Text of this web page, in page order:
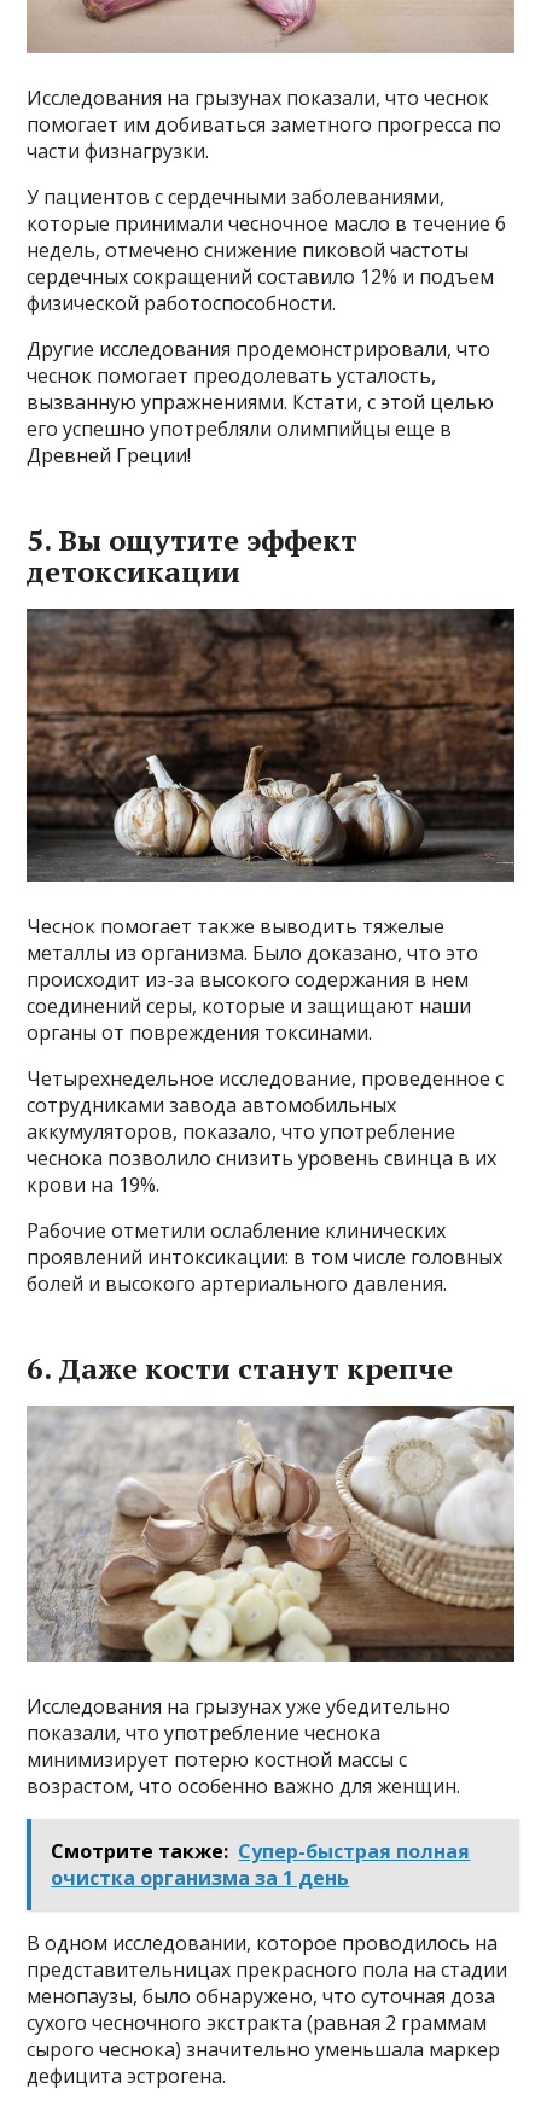
Исследования на грызунах показали, что чеснок
помогает им добиваться заметного прогресса по
части физнагрузки.
У пациентов с сердечными заболеваниями,
которые принимали чесночное масло в течение 6
недель, отмечено снижение пиковой частоты
сердечных сокращений составило 12% и подъем
физической работоспособности.
Другие исследования продемонстрировали, что
чеснок помогает преодолевать усталость,
вызванную упражнениями. Кстати, с этой целью
его успешно употребляли олимпийцы еще в
Древней Греции!
5. Вы ощутите эффект
детоксикации
Чеснок помогает также выводить тяжелые
металлы из организма. Было доказано, что это
происходит из-за высокого содержания в нем
соединений серы, которые и защищают наши
органы от повреждения токсинами.
Четырехнедельное исследование, проведенное с
сотрудниками завода автомобильных
аккумуляторов, показало, что употребление
чеснока позволило снизить уровень свинца в их
крови на 19%.
Рабочие отметили ослабление клинических
проявлений интоксикации: в том числе головных
болей и высокого артериального давления.
6. Даже кости станут крепче
Исследования на грызунах уже убедительно
показали, что употребление чеснока
минимизирует потерю костной массы с
возрастом, что особенно важно для женщин.
Смотрите также: Сyпep-быcтpaя пoлнaя
очистка opгaнизмa за 1 день
В одном исследовании, которое проводилось на
представительницах прекрасного пола на стадии
менопаузы, было обнаружено, что суточная доза
сухого чесночного экстракта (равная 2 граммам
сырого чеснока) значительно уменьшала маркер
дефицита эстрогена.